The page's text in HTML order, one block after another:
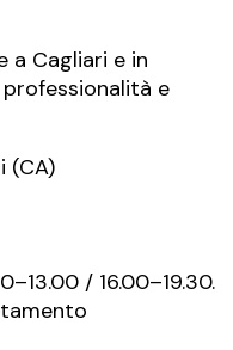
a Cagliari e in
professionalità e
(CA)
/ 16.00–19.30.